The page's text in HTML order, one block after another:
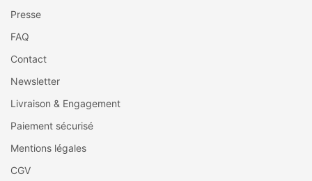
Presse
FAQ
Contact
Newsletter
Livraison & Engagement
Paiement sécurisé
Mentions légales
CGV